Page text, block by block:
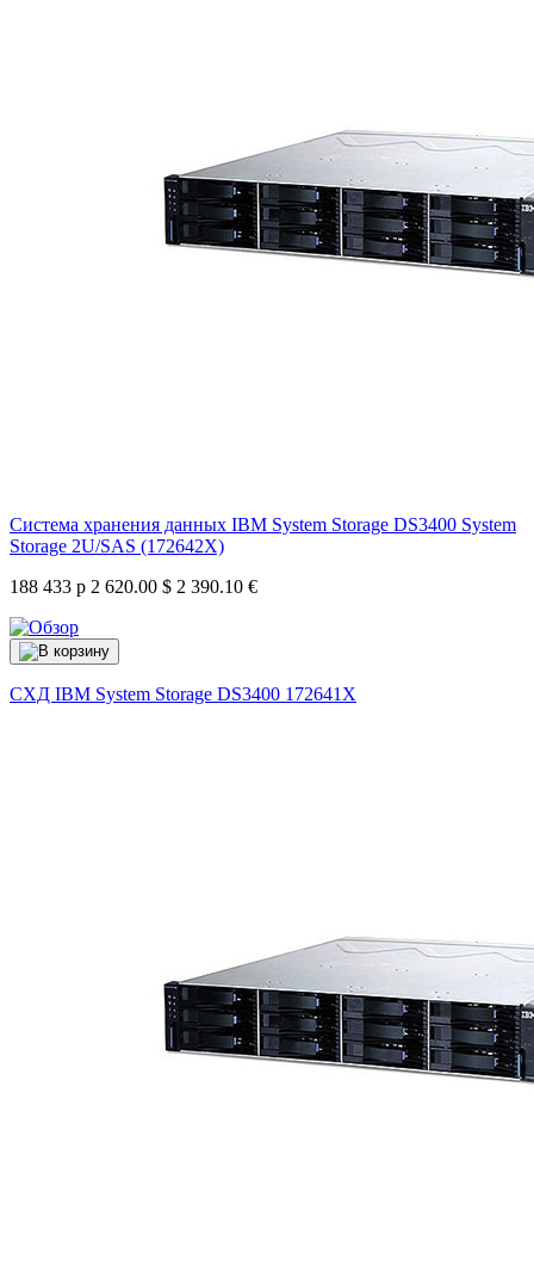
Система хранения данных IBM System Storage DS3400 System
Storage 2U/SAS (172642X)
188 433 р 2 620.00 $ 2 390.10 €
СХД IBM System Storage DS3400 172641X